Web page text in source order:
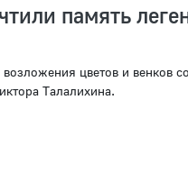
память
цветов и венков
Талалихина.